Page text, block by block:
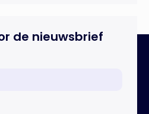
jaar vond […]
de nieuwsbrief